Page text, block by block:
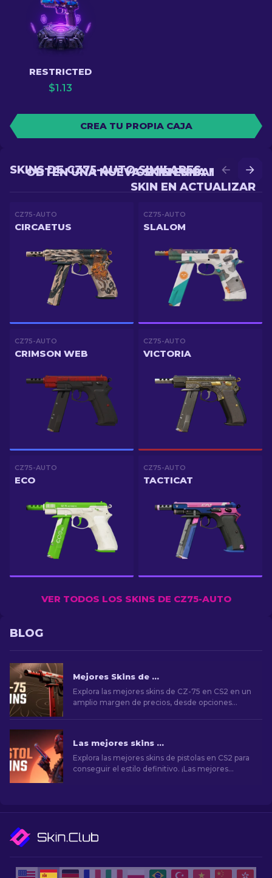
RESTRICTED
$1.13
CREA TU PROPIA CAJA
OBTÉN UNA MEJOR
SKIN EN ACTUALIZAR
OBTÉN UNA NUEVA SKIN EN BATALLA
SKINS DE CZ75-AUTO SIMILARES
CZ75-AUTO
CIRCAETUS
CZ75-AUTO
SLALOM
CZ75-AUTO
CRIMSON WEB
CZ75-AUTO
VICTORIA
CZ75-AUTO
ECO
CZ75-AUTO
TACTICAT
VER TODOS LOS SKINS DE CZ75-AUTO
BLOG
Mejores Skins de CZ-75 en CS2, de baratas a más costosas
Explora las mejores skins de CZ-75 en CS2 en un
amplio margen de precios, desde opciones
Las mejores skins de pistolas en CS2 [2026]
Explora las mejores skins de pistolas en CS2 para
conseguir el estilo definitivo. ¡Las mejores